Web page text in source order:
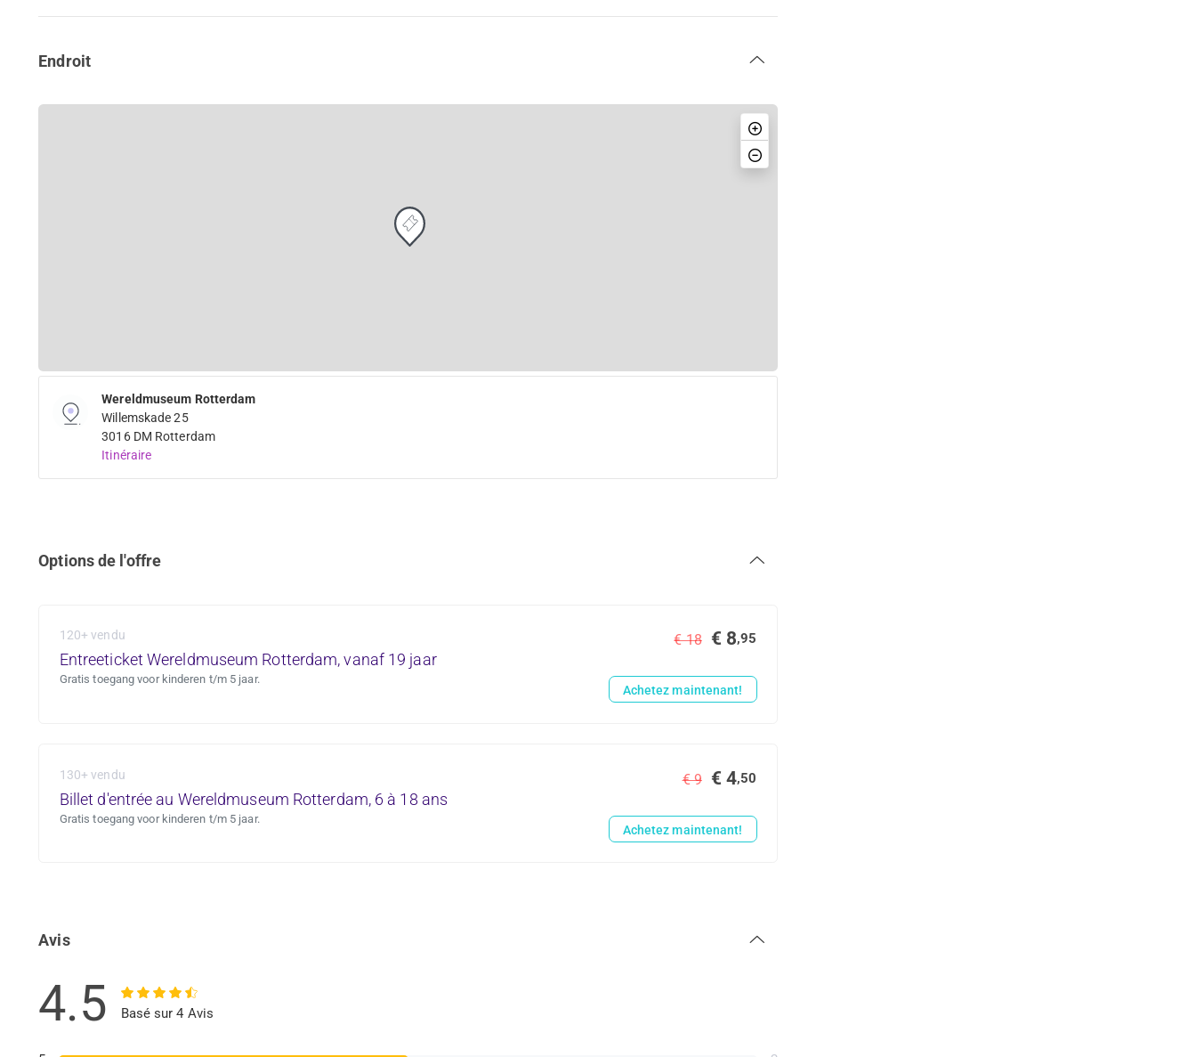
Endroit
Wereldmuseum Rotterdam
Willemskade 25
3016 DM Rotterdam
Itinéraire
Options de l'offre
120+ vendu
Entreeticket Wereldmuseum Rotterdam, vanaf 19 jaar
Gratis toegang voor kinderen t/m 5 jaar.
€ 18 € 8,95
Achetez maintenant!
130+ vendu
Billet d'entrée au Wereldmuseum Rotterdam, 6 à 18 ans
Gratis toegang voor kinderen t/m 5 jaar.
€ 9 € 4,50
Achetez maintenant!
Avis
4.5 Basé sur 4 Avis